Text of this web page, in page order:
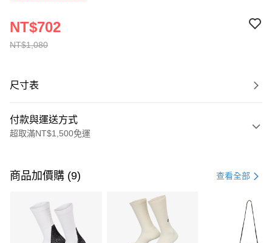
NT$1,080
NT$702
尺寸表
付款與運送方式
超取滿NT$1,500免運
信用卡一次付款
3 期 0 利率 每期 21家銀行
合作金庫商業銀行
第一商業銀行
商品加價購 (9) 查看全部